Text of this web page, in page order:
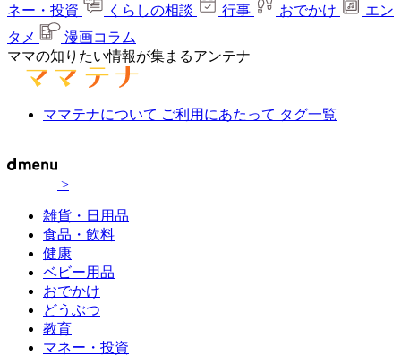
ネー・投資
くらしの相談 行事 おでかけ
エン
タメ
漫画コラム
ママの知りたい情報が集まるアンテナ
ママテナについて ご利用にあたって タグ一覧
>
雑貨・日用品
食品・飲料
健康
ベビー用品
おでかけ
どうぶつ
教育
マネー・投資